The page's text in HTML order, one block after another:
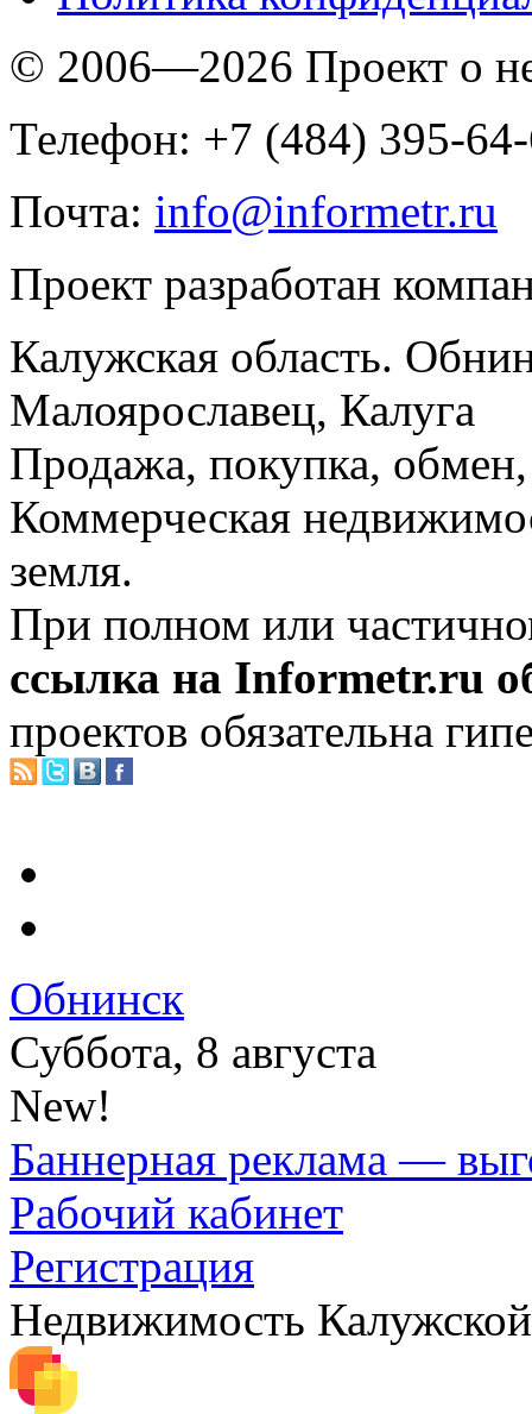
© 2006—2026 Проект о
Телефон: +7 (484) 395-
Почта: info@informetr.ru
Проект разработан
Калужская область.
Малоярославец, Калуга
Продажа, покупка, обмен,
Коммерческая
земля.
При полном или
ссылка на Informetr.ru
проектов обязательна
Обнинск
Суббота, 8 августа
New!
Баннерная реклама —
Рабочий кабинет
Регистрация
Недвижимость